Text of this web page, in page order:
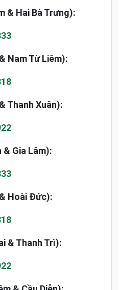
& Hai Bà Trưng):
Nam Từ Liêm):
Thanh Xuân):
& Gia Lâm):
Hoài Đức):
& Thanh Trì):